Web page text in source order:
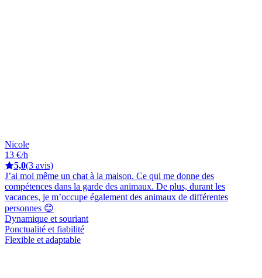
Nicole
13 €/h
5,0(3 avis)
J’ai moi même un chat à la maison. Ce qui me donne des
compétences dans la garde des animaux. De plus, durant les
vacances, je m’occupe également des animaux de différentes
personnes 😊
Dynamique et souriant
Ponctualité et fiabilité
Flexible et adaptable